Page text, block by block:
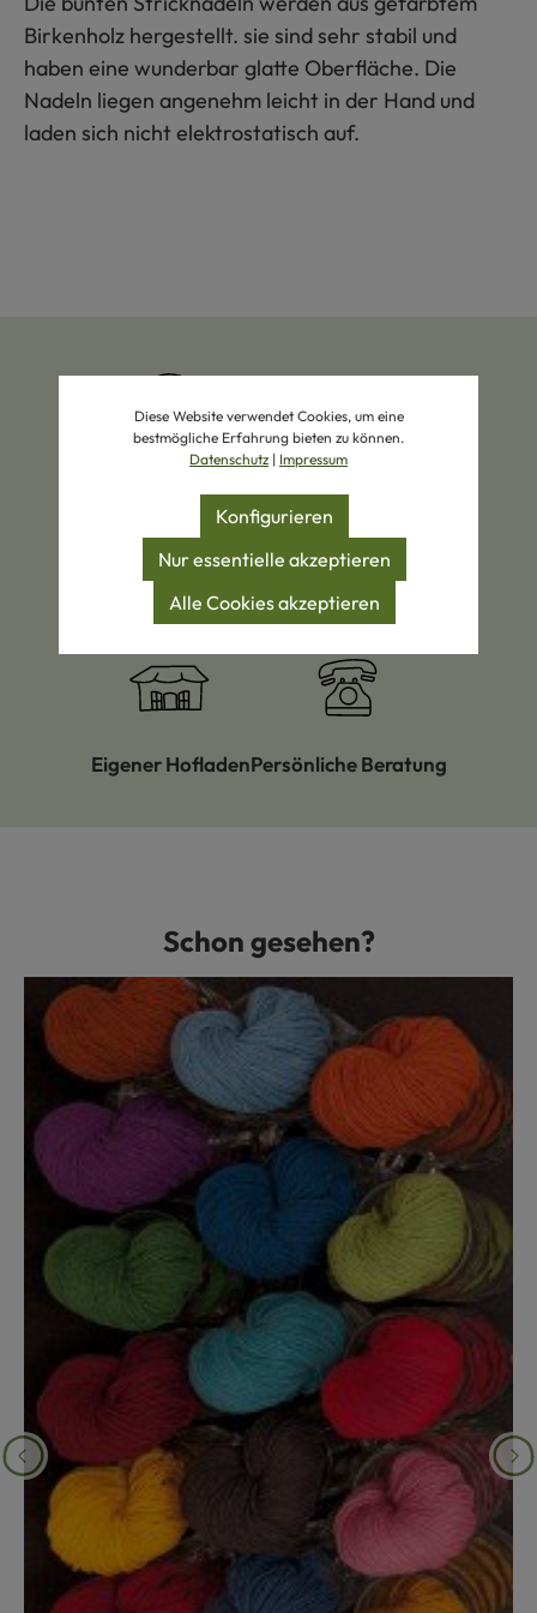
Birkenholz hergestellt. sie sind sehr stabil und
haben eine wunderbar glatte Oberfläche. Die
Nadeln liegen angenehm leicht in der Hand und
laden sich nicht elektrostatisch auf.
Zertifizierte ProdukteEigene Manufakturen
Bio-WolleSchaffell-SpezialistÖko-Pionier
Eigener HofladenPersönliche Beratung
Produktgalerie überspringenSchon gesehen?
Diese Website verwendet Cookies, um eine
bestmögliche Erfahrung bieten zu können.
Datenschutz | Impressum
Nur essentielle akzeptieren
Konfigurieren
Alle Cookies akzeptieren